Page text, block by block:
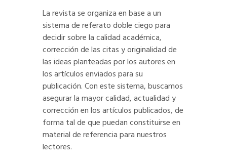
La revista se organiza en base a un
sistema de referato doble ciego para
decidir sobre la calidad académica,
corrección de las citas y originalidad de
las ideas planteadas por los autores en
los artículos enviados para su
publicación. Con este sistema, buscamos
asegurar la mayor calidad, actualidad y
corrección en los artículos publicados, de
forma tal de que puedan constituirse en
material de referencia para nuestros
lectores.